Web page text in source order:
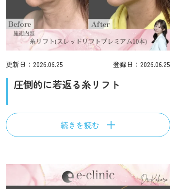
更新日：2026.06.25 登録日：2026.06.25
圧倒的に若返る糸リフト
続きを読む